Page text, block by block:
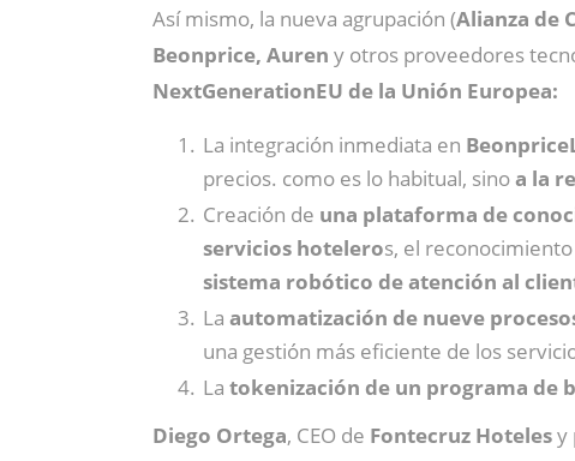
Así mismo, la nueva agrupación (Alianza de
Beonprice, Auren y otros proveedores
NextGenerationEU de la Unión Europea:
La integración inmediata en
precios. como es lo habitual, sinoa la
Creación de una plataforma de
servicios hoteleros, el
sistema robótico de atención al
La automatización de nueve
una gestión más eficiente de los
La tokenización de un programa de
Diego Ortega, CEO de Fontecruz Hotelesy